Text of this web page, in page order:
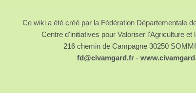
Ce wiki a été créé par la Fédération Départementale
Centre d'initiatives pour Valoriser l'Agriculture et
216 chemin de Campagne 30250
fd@civamgard.fr-